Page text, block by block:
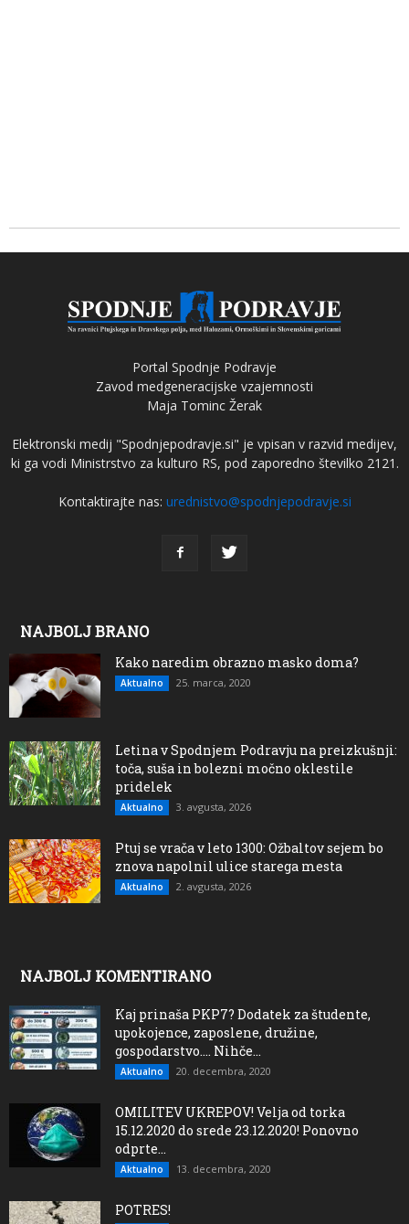
Portal Spodnje Podravje
Zavod medgeneracijske vzajemnosti
Maja Tominc Žerak
Elektronski medij "Spodnjepodravje.si" je vpisan v razvid medijev,
ki ga vodi Ministrstvo za kulturo RS, pod zaporedno številko 2121.
Kontaktirajte nas: urednistvo@spodnjepodravje.si
NAJBOLJ BRANO
Kako naredim obrazno masko doma?
Aktualno 25. marca, 2020
Letina v Spodnjem Podravju na preizkušnji:
toča, suša in bolezni močno oklestile
pridelek
Aktualno 3. avgusta, 2026
Ptuj se vrača v leto 1300: Ožbaltov sejem bo
znova napolnil ulice starega mesta
Aktualno 2. avgusta, 2026
NAJBOLJ KOMENTIRANO
Kaj prinaša PKP7? Dodatek za študente,
upokojence, zaposlene, družine,
gospodarstvo…. Nihče...
Aktualno 20. decembra, 2020
OMILITEV UKREPOV! Velja od torka
15.12.2020 do srede 23.12.2020! Ponovno
odprte...
Aktualno 13. decembra, 2020
POTRES!